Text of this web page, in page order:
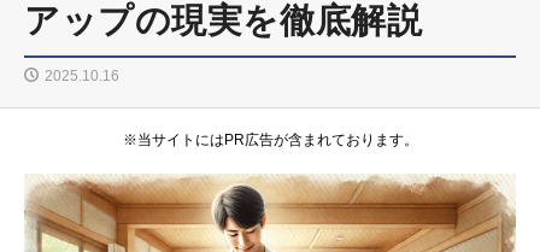
アップの現実を徹底解説
2025.10.16
※当サイトにはPR広告が含まれております。